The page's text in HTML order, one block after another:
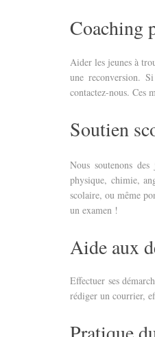
Coaching
Aider les jeunes à
une reconversion.
contactez-nous. Ces
Soutien
Nous soutenons
physique, chimie,
scolaire, ou même
un examen !
Aide aux
Effectuer ses
rédiger un courrier,